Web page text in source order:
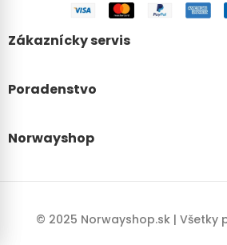
Zákaznícky servis
Poradenstvo
Norwayshop
© 2025 Norwayshop.sk | Všetky